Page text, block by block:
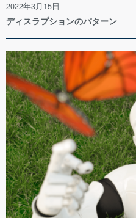
2022年3月15日
ディスラプションのパターン